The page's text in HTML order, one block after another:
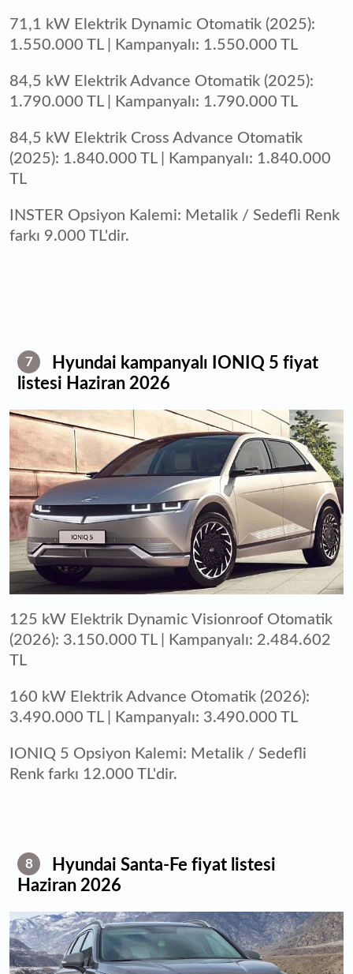
71,1 kW Elektrik Dynamic Otomatik (2025):
1.550.000 TL | Kampanyalı: 1.550.000 TL
84,5 kW Elektrik Advance Otomatik (2025):
1.790.000 TL | Kampanyalı: 1.790.000 TL
84,5 kW Elektrik Cross Advance Otomatik
(2025): 1.840.000 TL | Kampanyalı: 1.840.000
TL
INSTER Opsiyon Kalemi: Metalik / Sedefli Renk
farkı 9.000 TL'dir.
7
Hyundai kampanyalı IONIQ 5 fiyat
listesi Haziran 2026
125 kW Elektrik Dynamic Visionroof Otomatik
(2026): 3.150.000 TL | Kampanyalı: 2.484.602
TL
160 kW Elektrik Advance Otomatik (2026):
3.490.000 TL | Kampanyalı: 3.490.000 TL
IONIQ 5 Opsiyon Kalemi: Metalik / Sedefli
Renk farkı 12.000 TL'dir.
8
Hyundai Santa-Fe fiyat listesi
Haziran 2026